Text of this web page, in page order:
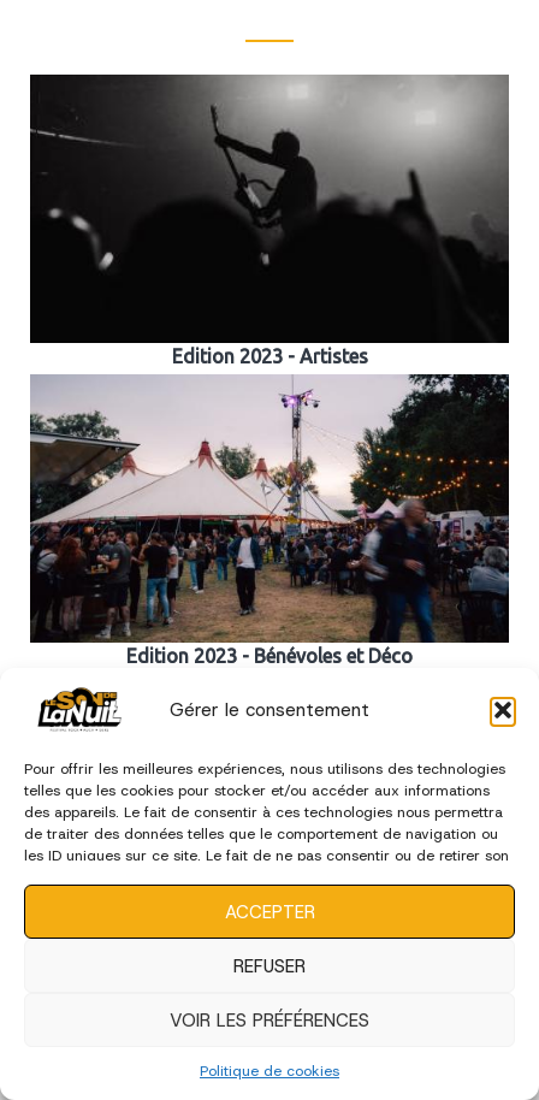
Gérer le consentement
Pour offrir les meilleures expériences, nous utilisons des technologies
telles que les cookies pour stocker et/ou accéder aux informations
des appareils. Le fait de consentir à ces technologies nous permettra
de traiter des données telles que le comportement de navigation ou
les ID uniques sur ce site. Le fait de ne pas consentir ou de retirer son
ACCEPTER
REFUSER
VOIR LES PRÉFÉRENCES
Politique de cookies
Edition 2023 - Artistes
Edition 2023 - Bénévoles et Déco
édition 2022